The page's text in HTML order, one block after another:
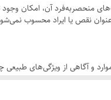
منحصر‌به‌فرد آن، امکان
نقص یا ایراد محسوب
و آگاهی از ویژگی‌های